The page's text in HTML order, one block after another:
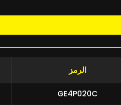
الرمز
GE4P020C